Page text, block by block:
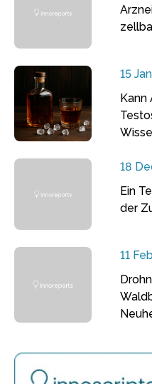
15
Kann
18
Ein
der
11